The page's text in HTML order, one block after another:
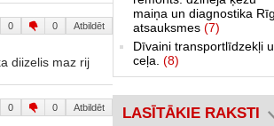
0 0 Atbildēt
diizelis maz rij
0 0 Atbildēt
maiņa un diagnostika
atsauksmes (7)
Dīvaini transportlīdzekļi
ceļa. (8)
LASĪTĀKIE RAKSTI